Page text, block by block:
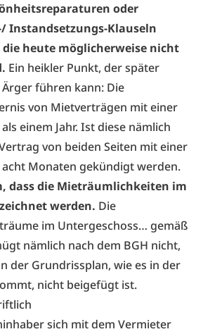
oder
Instandsetzungs-Klauseln
die heute möglicherweise nicht
Ein heikler Punkt, der später
führen kann: Die
von Mietverträgen mit einer
einem Jahr. Ist diese nämlich
von beiden Seiten mit einer
acht Monaten gekündigt werden.
dass die Mieträumlichkeiten im
werden. Die
im Untergeschoss… gemäß
nämlich nach dem BGH nicht,
der Grundrissplan, wie es in der
nicht beigefügt ist.
sich mit dem Vermieter